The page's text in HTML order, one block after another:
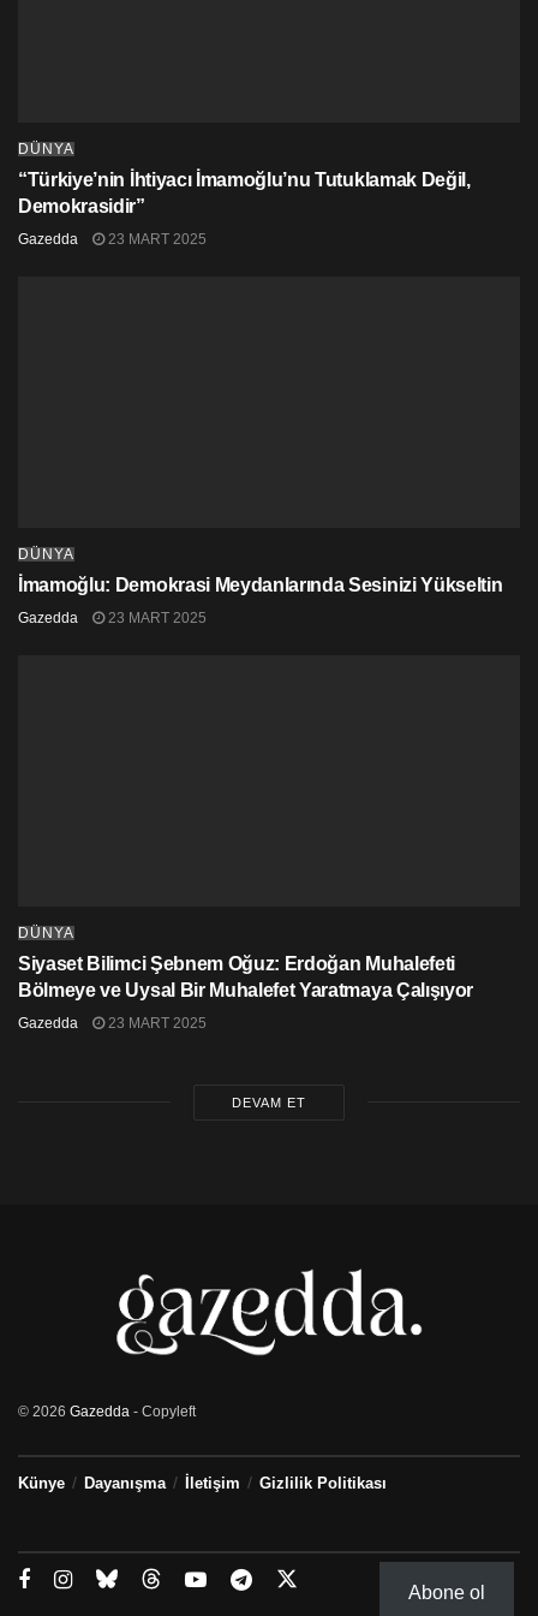
DÜNYA
“Türkiye’nin İhtiyacı İmamoğlu’nu Tutuklamak Değil,
Demokrasidir”
Gazedda 23 MART 2025
DÜNYA
İmamoğlu: Demokrasi Meydanlarında Sesinizi Yükseltin
Gazedda 23 MART 2025
DÜNYA
Siyaset Bilimci Şebnem Oğuz: Erdoğan Muhalefeti
Bölmeye ve Uysal Bir Muhalefet Yaratmaya Çalışıyor
Gazedda 23 MART 2025
DEVAM ET
© 2026 Gazedda - Copyleft
Künye Dayanışma İletişim Gizlilik Politikası
Abone ol